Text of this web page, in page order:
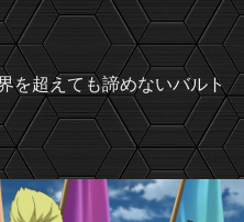
を超えても諦めないバルト